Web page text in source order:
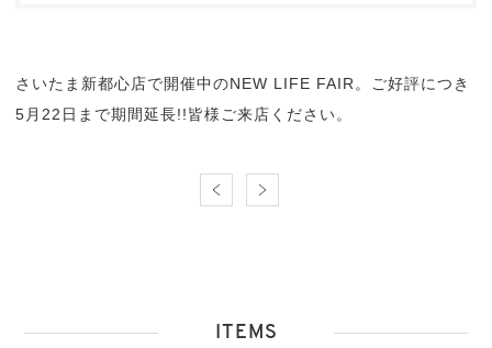
さいたま新都心店で開催中のNEW LIFE FAIR。ご好評につき
5月22日まで期間延長!!皆様ご来店ください。
ITEMS